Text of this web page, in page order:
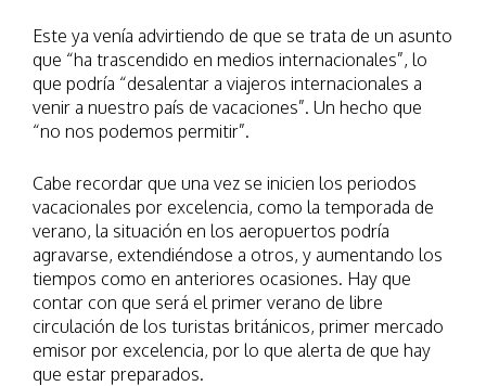
Este ya venía advirtiendo de que se trata de un asunto
que “ha trascendido en medios internacionales”, lo
que podría “desalentar a viajeros internacionales a
venir a nuestro país de vacaciones”. Un hecho que
“no nos podemos permitir”.
Cabe recordar que una vez se inicien los periodos
vacacionales por excelencia, como la temporada de
verano, la situación en los aeropuertos podría
agravarse, extendiéndose a otros, y aumentando los
tiempos como en anteriores ocasiones. Hay que
contar con que será el primer verano de libre
circulación de los turistas británicos, primer mercado
emisor por excelencia, por lo que alerta de que hay
que estar preparados.